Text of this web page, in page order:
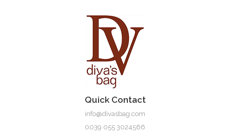
frieda
Quick Contact
info@divasbag.com
0039 055 3024566